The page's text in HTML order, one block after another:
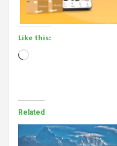
Like this:
Loading…
Related